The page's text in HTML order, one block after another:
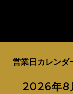
営業日カレンダ
2026年8